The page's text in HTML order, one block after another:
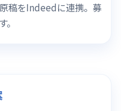
稿をIndeedに連携。募